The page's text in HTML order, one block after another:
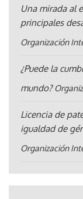
Una mirada al
principales
Organización
¿Puede la
mundo?
Licencia de
igualdad de
Organización